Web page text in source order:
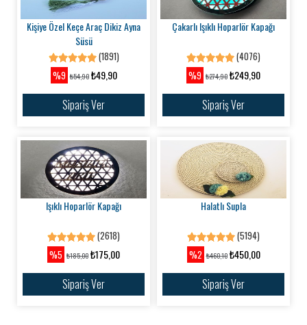
Kişiye Özel Keçe Araç Dikiz Ayna
Süsü
(1891)
%9 ₺54,90₺49,90
Sipariş Ver
Çakarlı Işıklı Hoparlör Kapağı
(4076)
%9 ₺274,90 ₺249,90
Sipariş Ver
Işıklı Hoparlör Kapağı
(2618)
%5 ₺185,00 ₺175,00
Sipariş Ver
Halatlı Supla
(5194)
%2 ₺460,10₺450,00
Sipariş Ver